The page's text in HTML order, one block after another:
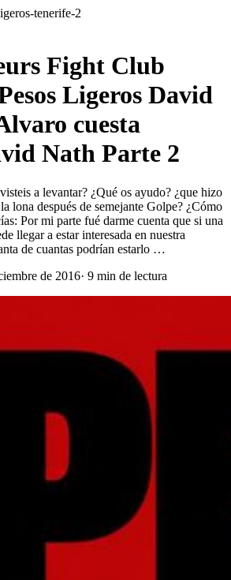
tenerife-2
Fight Club
Ligeros David
cuesta
Nath Parte 2
a levantar? ¿Qué os ayudo? ¿que hizo
lona después de semejante Golpe? ¿Cómo
Por mi parte fué darme cuenta que si una
llegar a estar interesada en nuestra
de cuantas podrían estarlo …
de 2016· 9 min de lectura